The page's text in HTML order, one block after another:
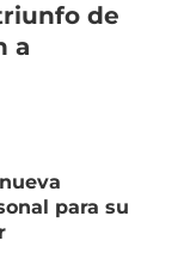
de
a
para su